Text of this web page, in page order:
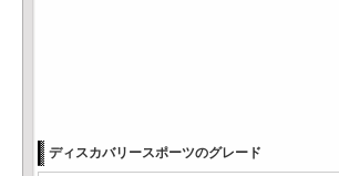
ディスカバリースポーツのグレード